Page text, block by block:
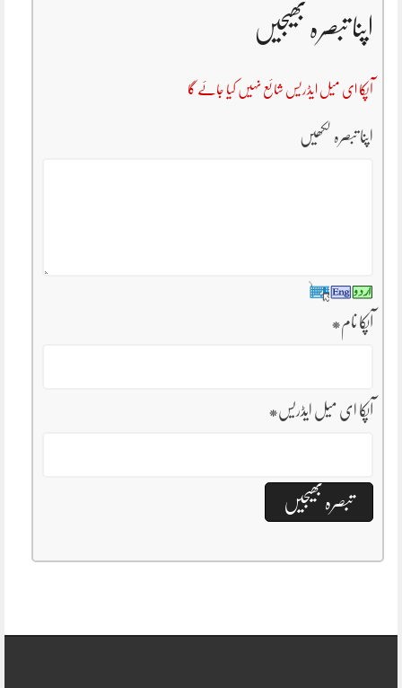
اپنا تبصرہ بھیجیں
آپکا ای میل ایڈریس شائع نہیں کیا جائے گا
اپنا تبصرہ لکھیں
آپکا نام*
آپکا ای میل ایڈریس*